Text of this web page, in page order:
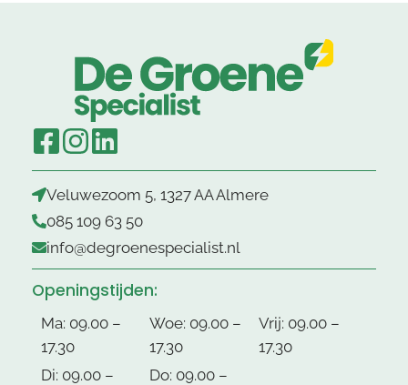
Veluwezoom 5, 1327 AA Almere
085 109 63 50
info@degroenespecialist.nl
Openingstijden:
Ma: 09.00 –
17.30
Di: 09.00 –
Woe: 09.00 –
17.30
Do: 09.00 –
Vrij: 09.00 –
17.30